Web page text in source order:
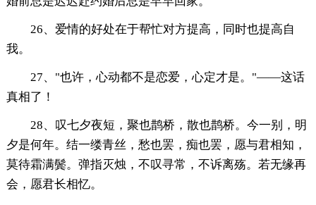
26、爱情的好处在于帮忙对方提高，同时也提高自
我。
27、"也许，心动都不是恋爱，心定才是。"——这话
真相了！
28、叹七夕夜短，聚也鹊桥，散也鹊桥。今一别，明
夕是何年。结一缕青丝，愁也罢，痴也罢，愿与君相知，
莫待霜满鬓。弹指灭烛，不叹寻常，不诉离殇。若无缘再
会，愿君长相忆。